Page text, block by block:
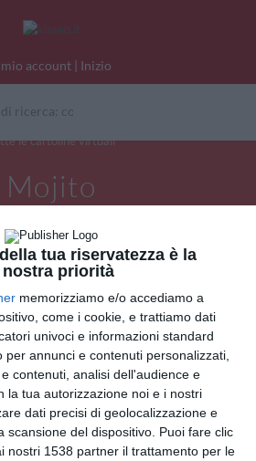
tua riservatezza è la
nostra priorità
memorizziamo e/o accediamo a
come i cookie, e trattiamo dati
univoci e informazioni standard
per annunci e contenuti personalizzati,
contenuti, analisi dell'audience e
la tua autorizzazione noi e i nostri
dati precisi di geolocalizzazione e
scansione del dispositivo. Puoi fare clic
nostri 1538 partner il trattamento per le
account | Inizio
le cartoline virtuali
Mojito
CARTOLINA